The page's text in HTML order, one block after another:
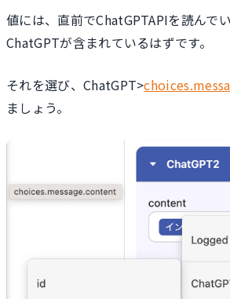
値には、直前でChatGPTAPIを読んで
ChatGPTが含まれているはずです。
それを選び、ChatGPT>
ましょう。